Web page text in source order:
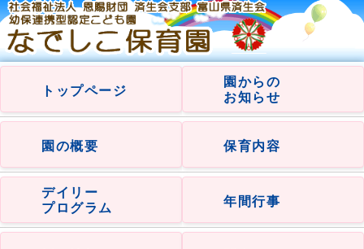
トップページ
園からの
お知らせ
園の概要 保育内容
デイリー
プログラム
年間行事